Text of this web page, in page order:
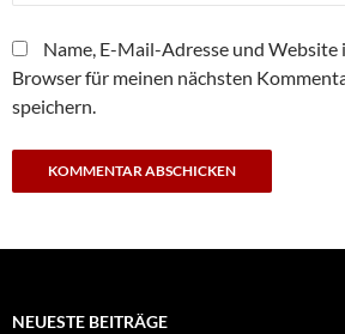
Name, E-Mail-Adresse und Website
Browser für meinen nächsten
speichern.
NEUESTE BEITRÄGE